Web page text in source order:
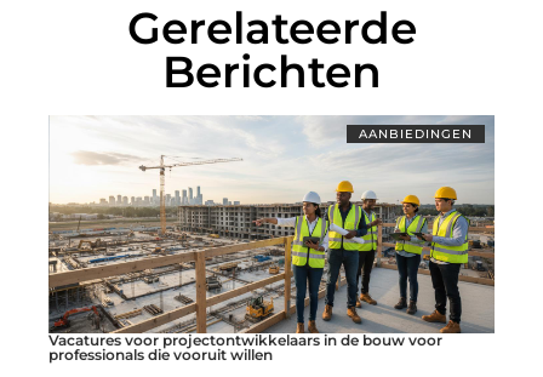
Gerelateerde
Berichten
AANBIEDINGEN
Vacatures voor projectontwikkelaars in de bouw voor
professionals die vooruit willen